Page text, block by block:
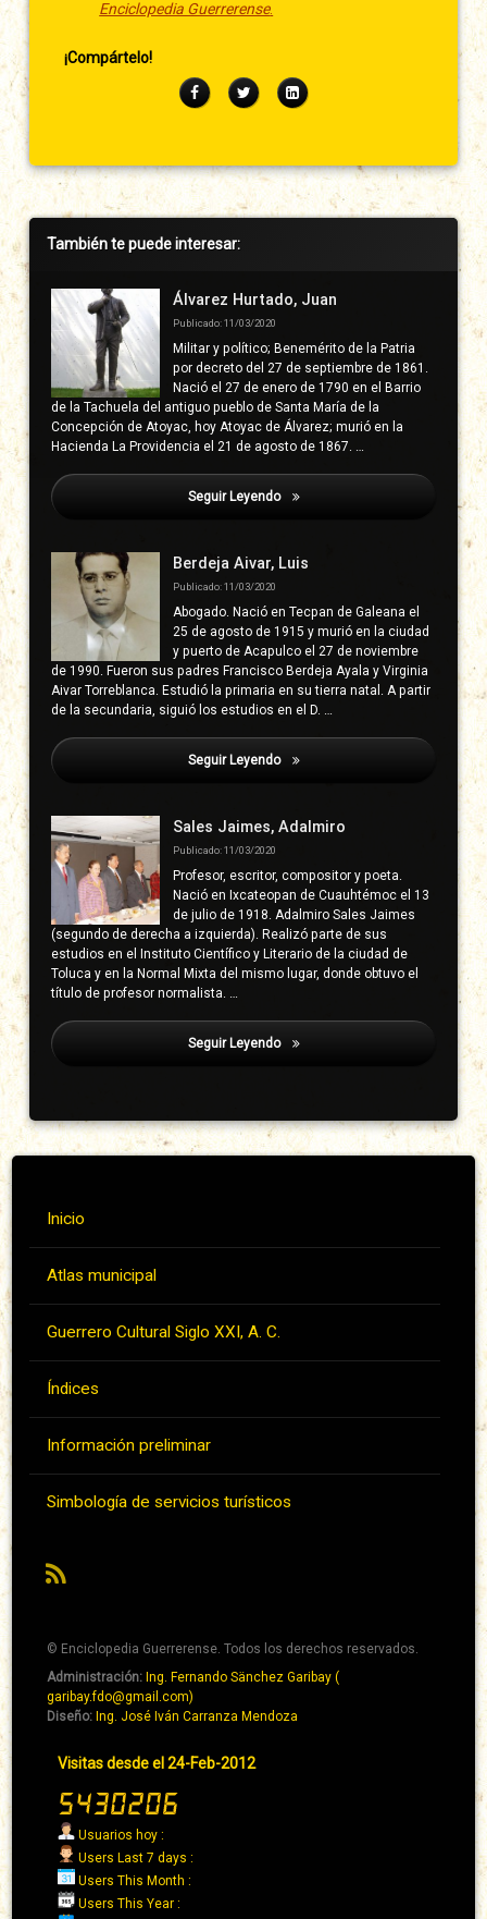
Enciclopedia Guerrerense.
¡Compártelo!
FacebookTwitterLinkedIn
Barra
derecha
También te puede interesar:
Álvarez Hurtado, Juan
Publicado: 11/03/2020
Militar y político; Benemérito de la Patria
por decreto del 27 de septiembre de 1861.
Nació el 27 de enero de 1790 en el Barrio
de la Tachuela del antiguo pueblo de Santa María de la
Concepción de Atoyac, hoy Atoyac de Álvarez; murió en la
Hacienda La Providencia el 21 de agosto de 1867. …
Seguir Leyendo Igualapa
Berdeja Aivar, Luis
Publicado: 11/03/2020
Abogado. Nació en Tecpan de Galeana el
25 de agosto de 1915 y murió en la ciudad
y puerto de Acapulco el 27 de noviembre
de 1990. Fueron sus padres Francisco Berdeja Ayala y Virginia
Aivar Torreblanca. Estudió la primaria en su tierra natal. A partir
de la secundaria, siguió los estudios en el D. …
Seguir Leyendo Igualapa
Sales Jaimes, Adalmiro
Publicado: 11/03/2020
Profesor, escritor, compositor y poeta.
Nació en Ixcateopan de Cuauhtémoc el 13
de julio de 1918. Adalmiro Sales Jaimes
(segundo de derecha a izquierda). Realizó parte de sus
estudios en el Instituto Científico y Literario de la ciudad de
Toluca y en la Normal Mixta del mismo lugar, donde obtuvo el
título de profesor normalista. …
Seguir Leyendo Igualapa
Inicio
Atlas municipal
Guerrero Cultural Siglo XXI, A. C.
Índices
Información preliminar
Simbología de servicios turísticos
RSS
© Enciclopedia Guerrerense. Todos los derechos reservados.
Pie
de
→
Abaixo
Administración:Ing. Fernando Sänchez Garibay (
garibay.fdo@gmail.com)
Diseño:Ing. José Iván Carranza Mendoza
de
página
→
Derecha
Visitas desde el 24-Feb-2012
Usuarios hoy :
Users Last 7 days :
Users This Month :
Users This Year :